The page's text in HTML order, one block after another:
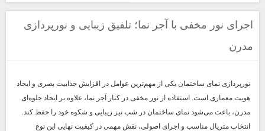
اجرای نور مخفی با آجر نما؛ تلفیق زیبایی و نورپردازی
مدرن
نورپردازی نمای ساختمان یکی از مهم‌ترین عوامل در افزایش جذابیت بصری و ایجاد
هویت معماری است. استفاده از نور مخفی در کنار آجر نما، علاوه بر ایجاد جلوه‌ای
مدرن، باعث می‌شود نمای ساختمان در شب نیز زیبایی و شکوه خود را حفظ کند.
انتخاب متریال مناسب و اجرای اصولی، نقش مهمی در کیفیت نهایی این نوع